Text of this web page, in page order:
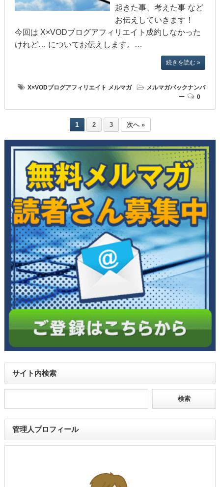
起きた事、考えた事 など
お伝えしていきます！
今回は X×VODブログアフィリエイト成約しなかった
けれど… についてお伝えします。…
続きを読む »
X×VODブログアフィリエイト メルマガ
メルマガバックナンバ
ー
0
1 2 3 次へ »
サイト内検索
管理人プロフィール